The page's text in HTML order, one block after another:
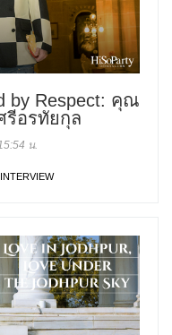
by Respect: คุณ
อรทัยกุล
น.